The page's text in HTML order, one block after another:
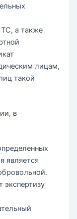
ТС, а также
лицам,
такой
в
является
экспертизу